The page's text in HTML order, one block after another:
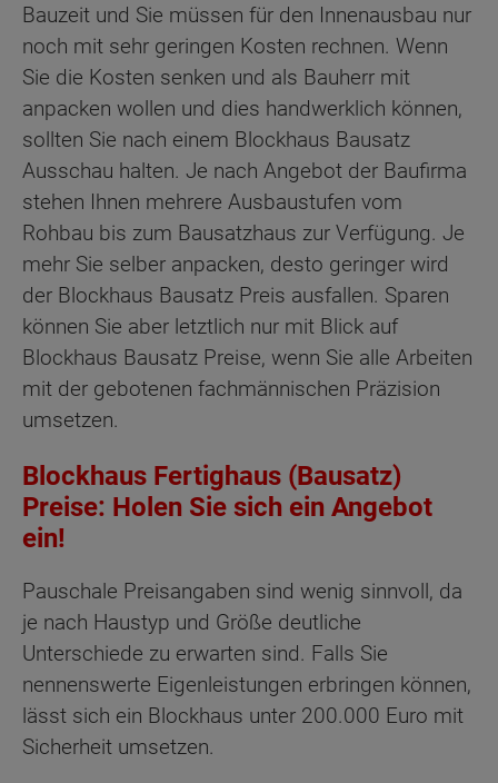
Bauzeit und Sie müssen für den Innenausbau nur
noch mit sehr geringen Kosten rechnen. Wenn
Sie die Kosten senken und als Bauherr mit
anpacken wollen und dies handwerklich können,
sollten Sie nach einem Blockhaus Bausatz
Ausschau halten. Je nach Angebot der Baufirma
stehen Ihnen mehrere Ausbaustufen vom
Rohbau bis zum Bausatzhaus zur Verfügung. Je
mehr Sie selber anpacken, desto geringer wird
der Blockhaus Bausatz Preis ausfallen. Sparen
können Sie aber letztlich nur mit Blick auf
Blockhaus Bausatz Preise, wenn Sie alle Arbeiten
mit der gebotenen fachmännischen Präzision
umsetzen.
Blockhaus Fertighaus (Bausatz)
Preise: Holen Sie sich ein Angebot
ein!
Pauschale Preisangaben sind wenig sinnvoll, da
je nach Haustyp und Größe deutliche
Unterschiede zu erwarten sind. Falls Sie
nennenswerte Eigenleistungen erbringen können,
lässt sich ein Blockhaus unter 200.000 Euro mit
Sicherheit umsetzen.